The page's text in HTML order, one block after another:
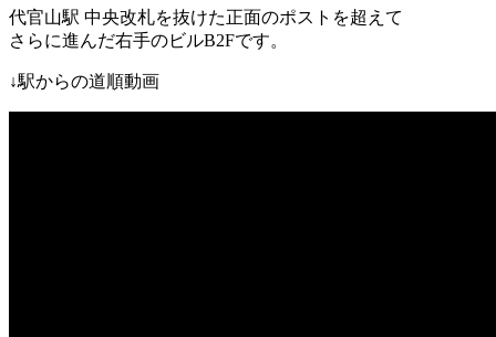
代官山駅 中央改札を抜けた正面のポストを超えて
さらに進んだ右手のビルB2Fです。
↓駅からの道順動画